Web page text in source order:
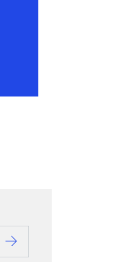
S’inscrire